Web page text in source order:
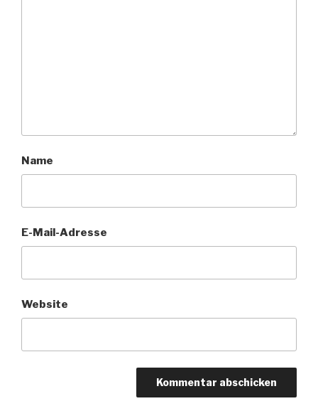
Name
E-Mail-Adresse
Website